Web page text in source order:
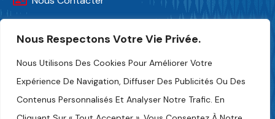
Nous Respectons Votre Vie Privée.
Nous Utilisons Des Cookies Pour Améliorer Votre
Expérience De Navigation, Diffuser Des Publicités Ou Des
Contenus Personnalisés Et Analyser Notre Trafic. En
Fipa.tunisia@fipa.tn
Rue Slah Eddine ELAMAMI, Tunis 1004